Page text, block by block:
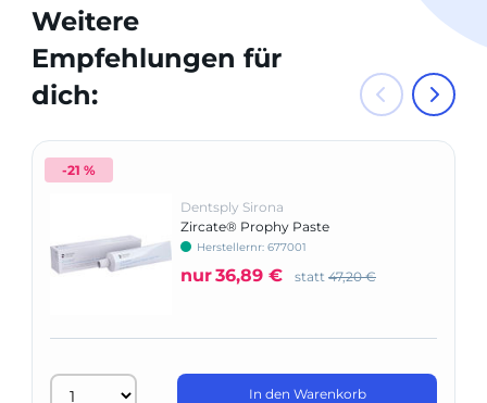
Weitere
Empfehlungen für
dich:
-21 %
Dentsply Sirona
Zircate® Prophy Paste
Herstellernr: 677001
nur36,89 € statt 47,20 €
In den Warenkorb